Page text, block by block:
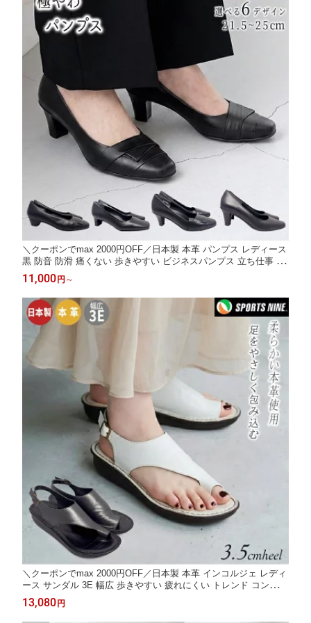
＼クーポンでmax 2000円OFF／日本製 本革 パンプス レディース
黒 防音 防滑 痛くない 歩きやすい ビジネスパンプス 立ち仕事 靴
リクルート フォーマル ヒール ローヒール 靴 ラウンドトゥ 外反
母趾気味 通勤 冠婚葬祭 就活 葬式 入園式 卒業式 入学式 NINEDIN
INE
11,000円 ～
＼クーポンでmax 2000円OFF／日本製 本革 インコルジェ レディ
ース サンダル 3E 幅広 歩きやすい 疲れにくい トレンド コンフォ
ートサンダル トングサンダル バックストラップ レザー 軽量 クッ
ション おしゃれ きれいめ 夏 SPORTS NINE 88611
13,080円